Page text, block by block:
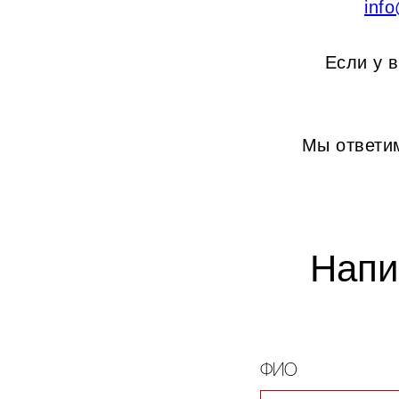
Если у
Мы
ФИО